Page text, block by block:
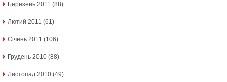
Березень 2011 (88)
Лютий 2011 (61)
Січень 2011 (106)
Грудень 2010 (88)
Листопад 2010 (49)